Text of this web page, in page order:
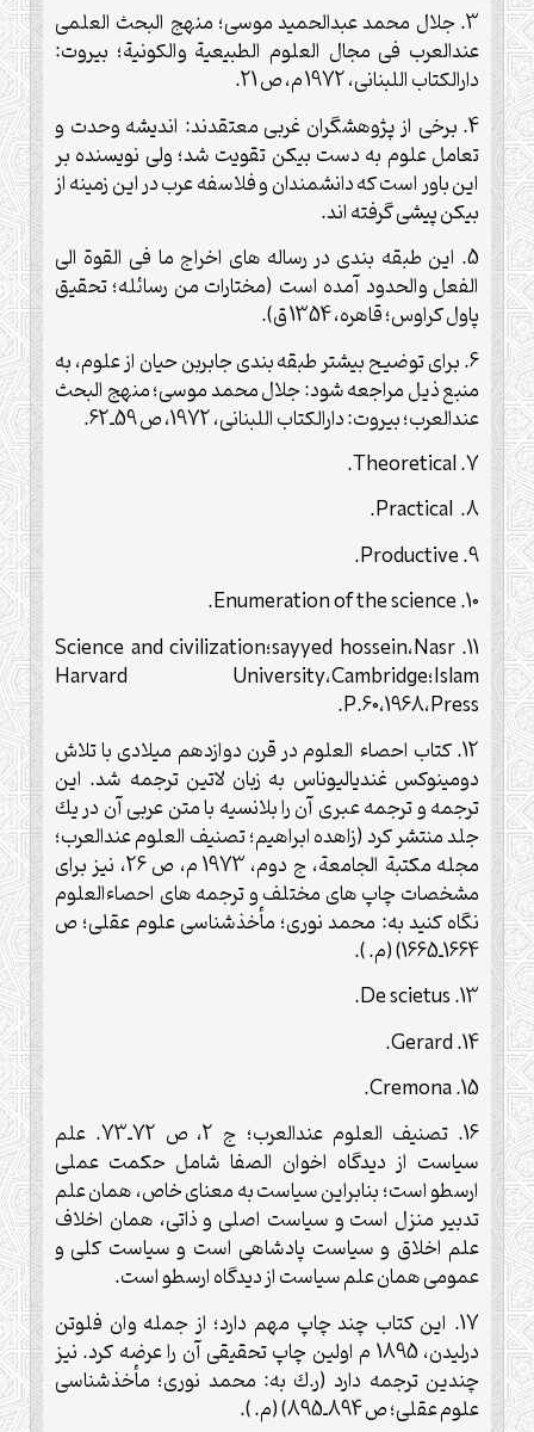
3. جلال محمد عبدالحميد موسى؛ منهج البحث العلمى
عندالعرب فى مجال العلوم الطبيعية والكونية؛ بيروت:
دارالكتاب اللبنانى، 1972 م، ص 21.
4. برخى از پژوهشگران غربى معتقدند: انديشه وحدت و
تعامل علوم به دست بيكن تقويت شد؛ ولى نويسنده بر
اين باور است كه دانشمندان و فلاسفه عرب در اين زمينه از
بيكن پيشى گرفته اند.
5. اين طبقه بندى در رساله هاى اخراج ما فى القوة الى
الفعل والحدود آمده است (مختارات من رسائله؛ تحقيق
پاول كراوس؛ قاهره، 1354 ق).
6. براى توضيح بيشتر طبقه بندى جابربن حيان از علوم، به
منبع ذيل مراجعه شود: جلال محمد موسى؛ منهج البحث
عندالعرب؛ بيروت: دارالكتاب اللبنانى، 1972، ص 59ـ62.
7.
Theoretical
.
8.
Practical
.
9.
Productive
.
10.
Enumeration of the science
.
11.
Nasr،sayyed hossein؛Science and civilization
Islam؛Cambridge،Harvard University
Press،1968،P.60
.
12. كتاب احصاء العلوم در قرن دوازدهم ميلادى با تلاش
دومينوكس غندياليوناس به زبان لاتين ترجمه شد. اين
ترجمه و ترجمه عبرى آن را بلانسيه با متن عربى آن در يك
جلد منتشر كرد (زاهده ابراهيم؛ تصنيف العلوم عندالعرب؛
مجله مكتبة الجامعة، ج دوم، 1973 م، ص 26، نيز براى
مشخصات چاپ هاى مختلف و ترجمه هاى احصاءالعلوم
نگاه كنيد به: محمد نورى؛ مأخذشناسى علوم عقلى؛ ص
1664ـ1665) (م. ).
13.
De scietus
.
14.
Gerard
.
15.
Cremona
.
16. تصنيف العلوم عندالعرب؛ ج 2، ص 72ـ73. علم
سياست از ديدگاه اخوان الصفا شامل حكمت عملى
ارسطو است؛ بنابراين سياست به معناى خاص، همان علم
تدبير منزل است و سياست اصلى و ذاتى، همان اخلاف
علم اخلاق و سياست پادشاهى است و سياست كلى و
عمومى همان علم سياست از ديدگاه ارسطو است.
17. اين كتاب چند چاپ مهم دارد؛ از جمله وان فلوتن
درليدن، 1895 م اولين چاپ تحقيقى آن را عرضه كرد. نيز
چندين ترجمه دارد (ر.ك به: محمد نورى؛ مأخذشناسى
علوم عقلى؛ ص 894ـ895) (م. ).